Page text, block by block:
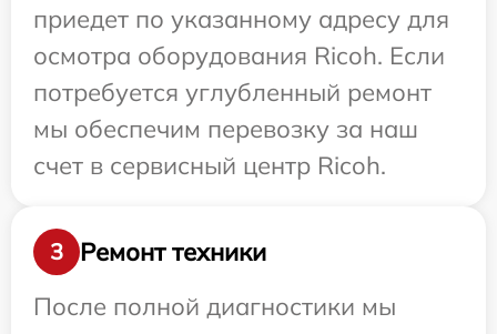
приедет по указанному адресу для
осмотра оборудования Ricoh. Если
потребуется углубленный ремонт
мы обеспечим перевозку за наш
счет в сервисный центр Ricoh.
3
Ремонт техники
После полной диагностики мы